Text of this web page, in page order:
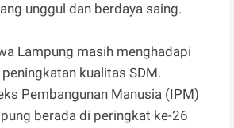
unggul dan berdaya saing.
Lampung masih menghadapi
kualitas SDM.
Pembangunan Manusia (IPM)
berada di peringkat ke-26